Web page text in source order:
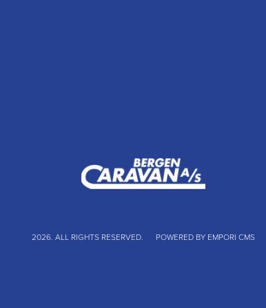
2026. ALL RIGHTS RESERVED. POWERED BY EMPORI CMS